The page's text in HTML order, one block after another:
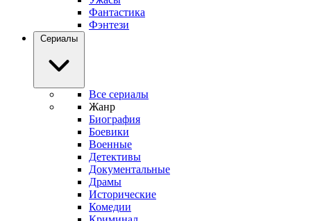
Фантастика
Фэнтези
Сериалы
Все сериалы
Жанр
Биография
Боевики
Военные
Детективы
Документальные
Драмы
Исторические
Комедии